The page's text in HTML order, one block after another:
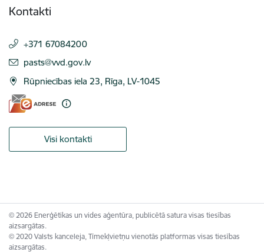
Kontakti
+371 67084200
E-pasts:
pasts@vvd.gov.lv
Rūpniecības iela 23, Rīga, LV-1045
Visi kontakti
© 2026 Enerģētikas un vides aģentūra, publicētā satura visas tiesības
aizsargātas.
© 2020 Valsts kanceleja, Tīmekļvietņu vienotās platformas visas tiesības
aizsargātas.